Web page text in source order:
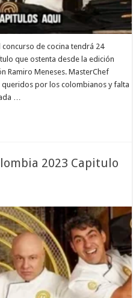
de cocina tendrá 24
que ostenta desde la edición
Ramiro Meneses. MasterChef
por los colombianos y falta
…
2023 Capitulo